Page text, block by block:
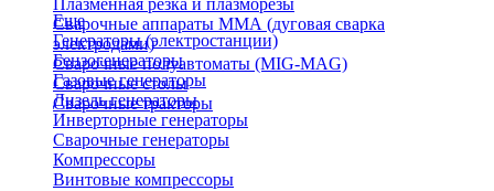
Плазменная резка и плазморезы
Сварочные аппараты ММА (дуговая сварка
электродами)
Сварочные полуавтоматы (MIG-MAG)
Сварочные столы
Сварочные тракторы
Еще
Генераторы (электростанции)
Бензогенераторы
Газовые генераторы
Дизель генераторы
Инверторные генераторы
Сварочные генераторы
Компрессоры
Винтовые компрессоры